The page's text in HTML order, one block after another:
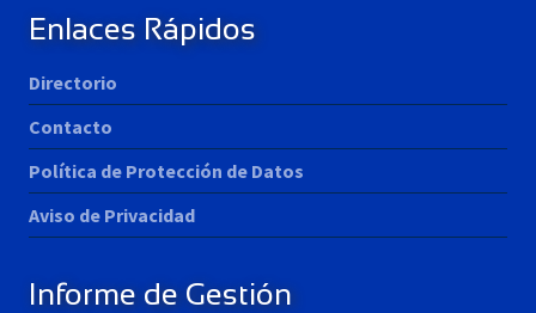
Enlaces Rápidos
Directorio
Contacto
Política de Protección de Datos
Aviso de Privacidad
Informe de Gestión